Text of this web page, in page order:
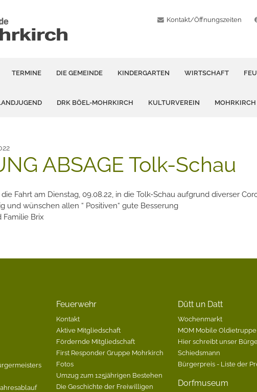
Kontakt/Öffnungszeiten
TERMINE DIE GEMEINDE KINDERGARTEN WIRTSCHAFT
DRK BÖEL-MOHRKIRCH KULTURVEREIN MOHRKIRCH
ABSAGE Tolk-Schau
Fahrt am Dienstag, 09.08.22, in die Tolk-Schau aufgrund diverser
und wünschen allen “ Positiven“ gute Besserung
Familie Brix
Feuerwehr
Kontakt
Aktive Mitgliedschaft
Fördernde Mitgliedschaft
First Responder Gruppe Mohrkirch
Fotos
Umzug zum 125jährigen Bestehen
Die Geschichte der Freiwilligen
Dütt un Datt
Wochenmarkt
MOM Mobile
Hier schreibt unser
Schiedsmann
Bürgerpreis - Liste der
Dorfmuseum